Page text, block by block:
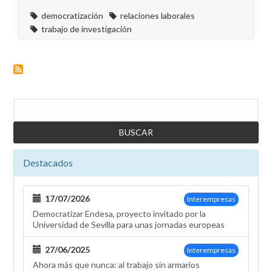
democratización
relaciones laborales
trabajo de investigación
Destacados
Interempresas
17/07/2026
Democratizar Endesa, proyecto invitado por la
Universidad de Sevilla para unas jornadas europeas
Interempresas
27/06/2025
Ahora más que nunca: al trabajo sin armarios